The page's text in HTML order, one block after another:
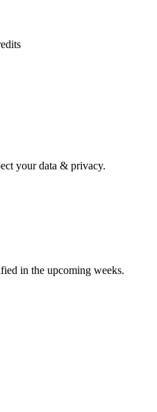
your data & privacy.
in the upcoming weeks.